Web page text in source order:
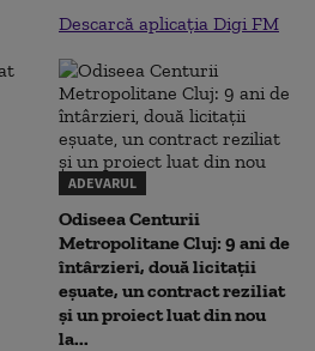
Descarcă aplicația Digi FM
ADEVARUL
Odiseea Centurii
Metropolitane Cluj: 9 ani de
întârzieri, două licitații
eșuate, un contract reziliat
și un proiect luat din nou
la...